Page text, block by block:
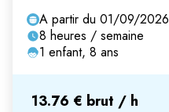
A partir du 01/09/2026
8 heures / semaine
1 enfant, 8 ans
13.76 € brut / h